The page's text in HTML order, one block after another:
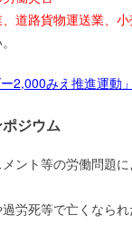
道路貨物運送業、
2,000みえ推進運
ジウム
ント等の労働問題
労死等で亡くなら